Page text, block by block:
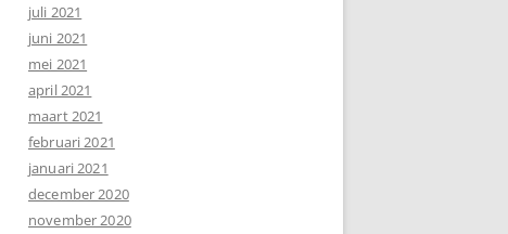
juli 2021
juni 2021
mei 2021
april 2021
maart 2021
februari 2021
januari 2021
december 2020
november 2020